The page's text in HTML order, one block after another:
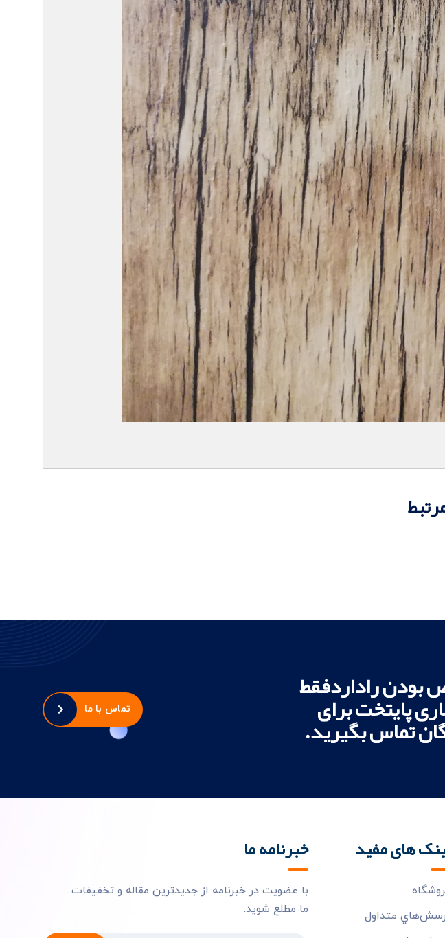
بودن راداردفقط
پایتخت برای
تماس بگیرید.
تماس با ما
های مفید
متداول
خبرنامه ما
با عضویت در خبرنامه از جدیدترین مقاله و تخفیفات
ما مطلع شوید.